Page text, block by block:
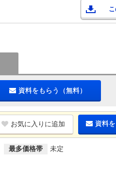
資料をもらう（無料）
お気に入りに追加 資料
最多価格帯
未定